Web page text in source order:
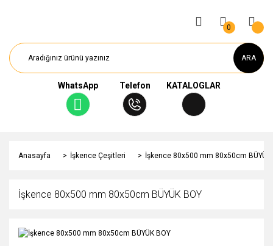
ARA
WhatsApp Telefon KATALOGLAR
0
Anasayfa İşkence Çeşitleri İşkence 80x500 mm 80x50cm BÜYÜK
İşkence 80x500 mm 80x50cm BÜYÜK BOY